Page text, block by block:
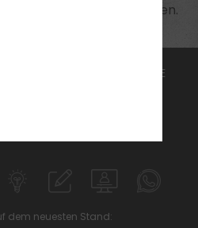
ich jederzeit widerrufen.
KURSE
dem neuesten Stand: